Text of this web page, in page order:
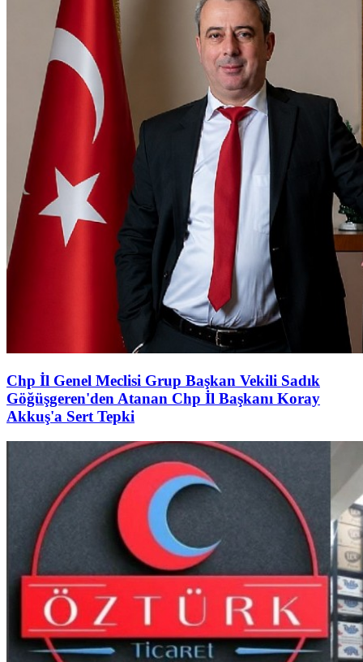
Chp İl Genel Meclisi Grup Başkan Vekili Sadık
Göğüşgeren'den Atanan Chp İl Başkanı Koray
Akkuş'a Sert Tepki